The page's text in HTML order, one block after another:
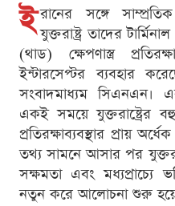
ই রানের সঙ্গে
যুক্তরাষ্ট্র তাদের
(থাড) ক্ষেপণাস্ত্র
ইন্টারসেপ্টর ব্যবহার
সংবাদমাধ্যম সিএনএন।
একই সময়ে যুক্তরাষ্ট্রের
প্রতিরক্ষাব্যবস্থার প্রায়
তথ্য সামনে আসার পর
সক্ষমতা এবং মধ্যপ্রাচ্যে
নতুন করে আলোচনা শুরু